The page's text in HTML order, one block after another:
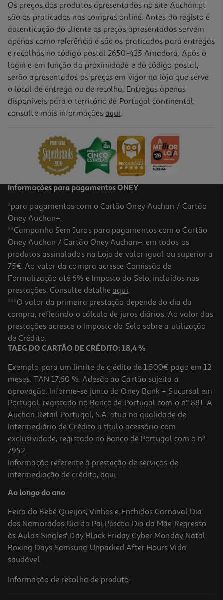
Liquidificadora Moulinex Lm2c0110 Blendeo+ 450w Com Jarro 1.5l
34,99 €
Liquidificador Bosch Serie 4 Vitapower Mmb6141b 1.5 L 1200 W
Preto
79.99 €/un
79,99 €
Liquidificadora Moulinex Perfect Mix+ Lm871d10 1200w Com Jarro
De Vidro 1.5l
99.99 €/un
99,99 €
Os preços dos produtos apresentados no site Auchan.pt
são os praticados nas compras online. Antes do registo e
autenticação do cliente os preços apresentados servem
apenas como referência e são os praticados para entregas
e recolhas no código postal 2650-435 Amadora. Após o
login e em função da proximidade e do código postal,
serão apresentados os preços em vigor na loja que serve
o local de entrega ou de recolha. Entregas apenas
disponíveis para o território de Portugal continental,
consulte mais informações aqui.
Informações para pagamentos ONEY
*para pagamentos com o Cartão Oney Auchan / Cartão
Oney Auchan+.
**Campanha Sem Juros para pagamentos com o Cartão
Oney Auchan / Cartão Oney Auchan+, em todos os
produtos assinalados na Loja de valor igual ou superior a
75€. Ao valor da compra acresce Comissão de
Formalização até 6% e Imposto do Selo, incluídos nas
prestações. Consulte detalhe aqui.
***O valor da primeira prestação depende do dia da
compra, refletindo o cálculo de juros diários. Ao valor das
prestações acresce o Imposto do Selo sobre a utilização
de Crédito.
TAEG DO CARTÃO DE CRÉDITO: 18,4 %
Exemplo para um limite de crédito de 1.500€ pago em 12
meses. TAN 17,60 %. Adesão ao Cartão sujeita a
aprovação. Informe-se junto do Oney Bank – Sucursal em
Portugal, registado no Banco de Portugal com o nº 881. A
Auchan Retail Portugal, S.A. atua na qualidade de
Intermediário de Crédito a título acessório com
exclusividade, registado no Banco de Portugal com o nº
7952.
Informação referente à prestação de serviços de
intermediação de crédito, aqui.
Ao longo do ano
Feira do Bebé Queijos, Vinhos e Enchidos Carnaval Dia
dos Namorados Dia do Pai Páscoa Dia da Mãe Regresso
às Aulas Singles' Day Black Friday Cyber Monday Natal
Boxing Days Samsung Unpacked After Hours Vida
saudável
Informação de recolha de produto.